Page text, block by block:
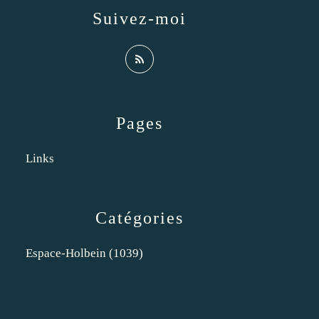
Catégories
Espace-Holbein (1039)
Pages
Links
Suivez-moi